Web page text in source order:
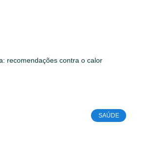
recomendações contra o calor
SAÚDE